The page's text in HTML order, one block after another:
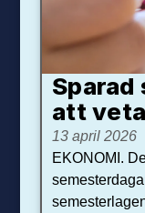
att veta
13 april 2026
EKONOMI.